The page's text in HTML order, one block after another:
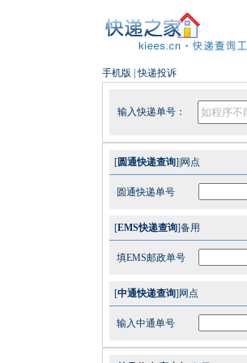
手机版 |快递投诉
输入快递单号：
[圆通快递查询]| 网点
圆通快递单号
[EMS快递查询]备用
填EMS邮政单号
[中通快递查询] 网点
输入中通单号